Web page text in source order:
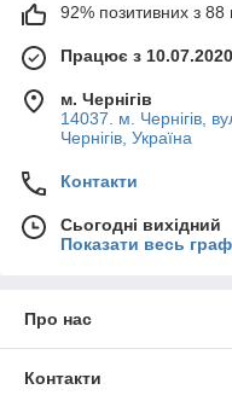
92% позитивних з 88
Працює з 10.07.2020
м. Чернігів
14037. м. Чернігів,
Чернігів, Україна
Контакти
Сьогодні вихідний
Показати весь
Про нас
Контакти